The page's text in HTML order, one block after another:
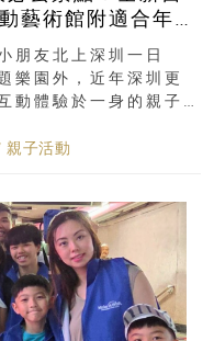
藝術館附適合年
朋友北上深圳一日
樂園外，近年深圳更
動體驗於一身的親子
親子活動